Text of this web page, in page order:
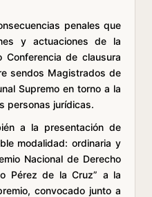
penales que
y actuaciones de la
de clausura
sendos Magistrados de
Supremo en torno a la
personas jurídicas.
a la presentación de
modalidad: ordinaria y
Nacional de Derecho
Pérez de la Cruz” a la
convocado junto a